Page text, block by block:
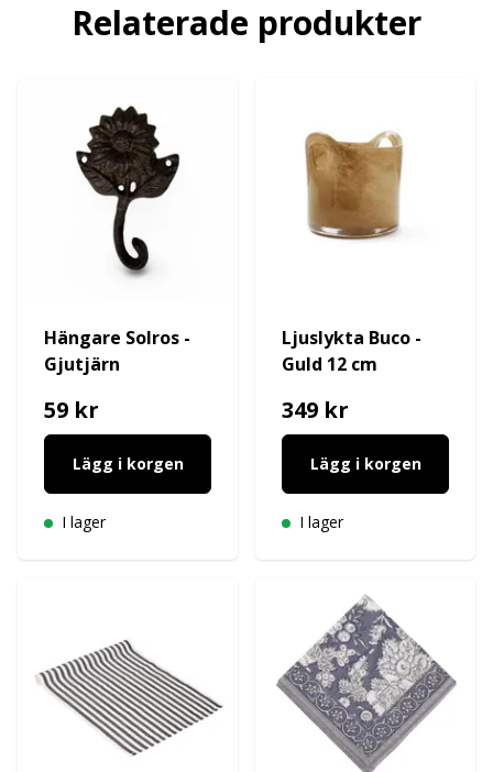
Relaterade produkter
Hängare Solros -
Gjutjärn
59 kr
Lägg i korgen
I lager
Ljuslykta Buco -
Guld 12 cm
349 kr
Lägg i korgen
I lager